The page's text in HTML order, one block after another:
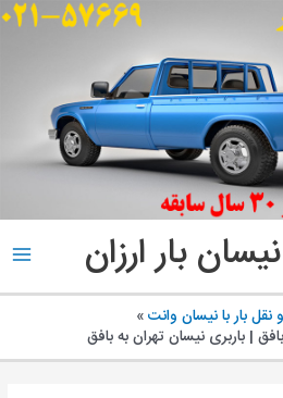
بار ارزان
بار با نیسان وانت
| باربری نیسان تهران به بافق